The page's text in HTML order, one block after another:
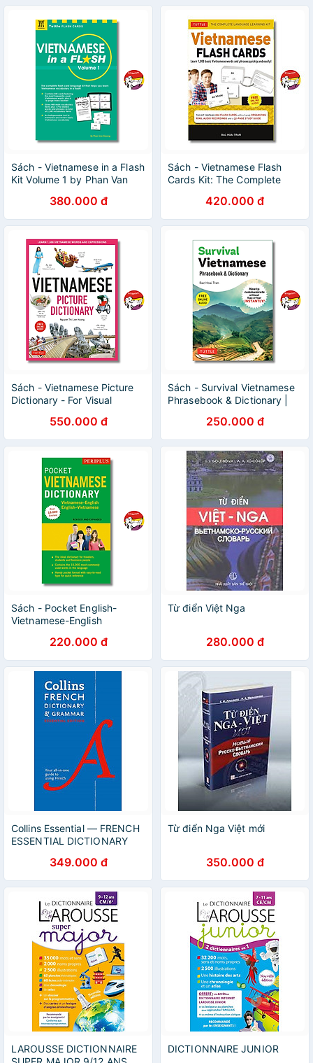
Sách - Vietnamese in a Flash
Kit Volume 1 by Phan Van
Tiếng Việt380.000 đ
Sách - Vietnamese Flash
Cards Kit: The Complete
học Tiếng Việt420.000 đ
Sách - Vietnamese Picture
Dictionary - For Visual
Tiếng Việt / Bìa cứng
550.000 đ
Sách - Survival Vietnamese
Phrasebook & Dictionary |
bỏ túi / Nhập khẩu
250.000 đ
Sách - Pocket English-
Vietnamese-English
/ Việt Anh / Khổ nhỏ bỏ túi
220.000 đ
Từ điển Việt Nga
280.000 đ
Collins Essential — FRENCH
ESSENTIAL DICTIONARY
349.000 đ
Từ điển Nga Việt mới
350.000 đ
LAROUSSE DICTIONNAIRE
DICTIONNAIRE JUNIOR